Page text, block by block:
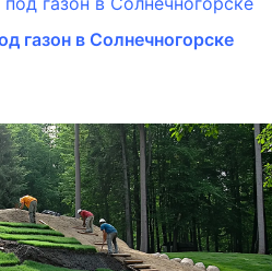
газон в Солнечногорске